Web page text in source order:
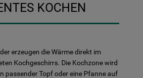
KOCHEN
erzeugen die Wärme direkt im
Kochgeschirrs. Die Kochzone wird
passender Topf oder eine Pfanne auf